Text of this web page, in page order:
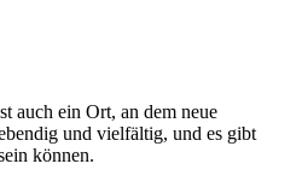
auch ein Ort, an dem neue
und vielfältig, und es gibt
können.